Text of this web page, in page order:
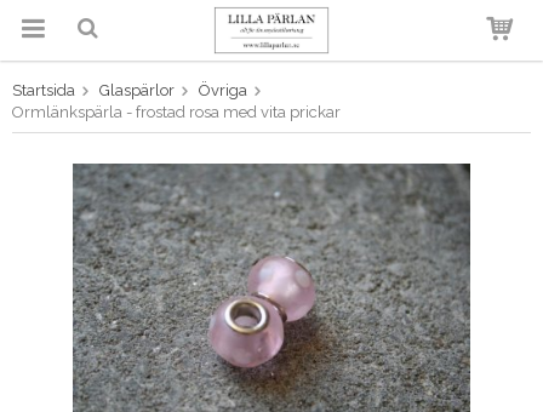
Produkten har blivit tillagd i
varukorgen
Startsida Glaspärlor
Övriga
Ormlänkspärla - frostad rosa med vita prickar